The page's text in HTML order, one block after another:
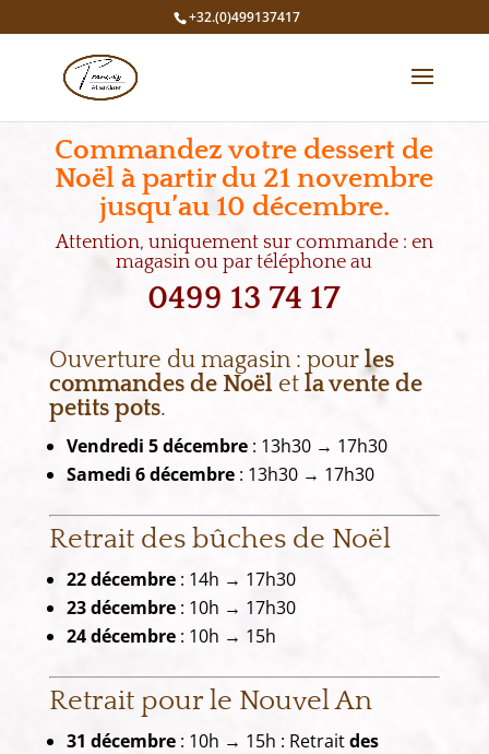
+32.(0)499137417
Commandez votre dessert de
Noël à partir du 21 novembre
jusqu’au 10 décembre.
Attention, uniquement sur commande : en
magasin ou par téléphone au
0499 13 74 17
Ouverture du magasin : pour les
commandes de Noëlet la vente de
petits pots.
Vendredi 5 décembre : 13h30 → 17h30
Samedi 6 décembre : 13h30 → 17h30
Retrait des bûches de Noël
22 décembre : 14h → 17h30
23 décembre : 10h → 17h30
24 décembre : 10h → 15h
Retrait pour le Nouvel An
31 décembre : 10h → 15h : Retraitdes